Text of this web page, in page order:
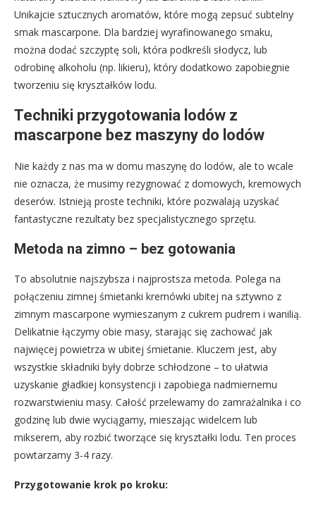
Unikajcie sztucznych aromatów, które mogą zepsuć subtelny
smak mascarpone. Dla bardziej wyrafinowanego smaku,
można dodać szczyptę soli, która podkreśli słodycz, lub
odrobinę alkoholu (np. likieru), który dodatkowo zapobiegnie
tworzeniu się kryształków lodu.
Techniki przygotowania lodów z
mascarpone bez maszyny do lodów
Nie każdy z nas ma w domu maszynę do lodów, ale to wcale
nie oznacza, że musimy rezygnować z domowych, kremowych
deserów. Istnieją proste techniki, które pozwalają uzyskać
fantastyczne rezultaty bez specjalistycznego sprzętu.
Metoda na zimno – bez gotowania
To absolutnie najszybsza i najprostsza metoda. Polega na
połączeniu zimnej śmietanki kremówki ubitej na sztywno z
zimnym mascarpone wymieszanym z cukrem pudrem i wanilią.
Delikatnie łączymy obie masy, starając się zachować jak
najwięcej powietrza w ubitej śmietanie. Kluczem jest, aby
wszystkie składniki były dobrze schłodzone – to ułatwia
uzyskanie gładkiej konsystencji i zapobiega nadmiernemu
rozwarstwieniu masy. Całość przelewamy do zamrażalnika i co
godzinę lub dwie wyciągamy, mieszając widelcem lub
mikserem, aby rozbić tworzące się kryształki lodu. Ten proces
powtarzamy 3-4 razy.
Przygotowanie krok po kroku: